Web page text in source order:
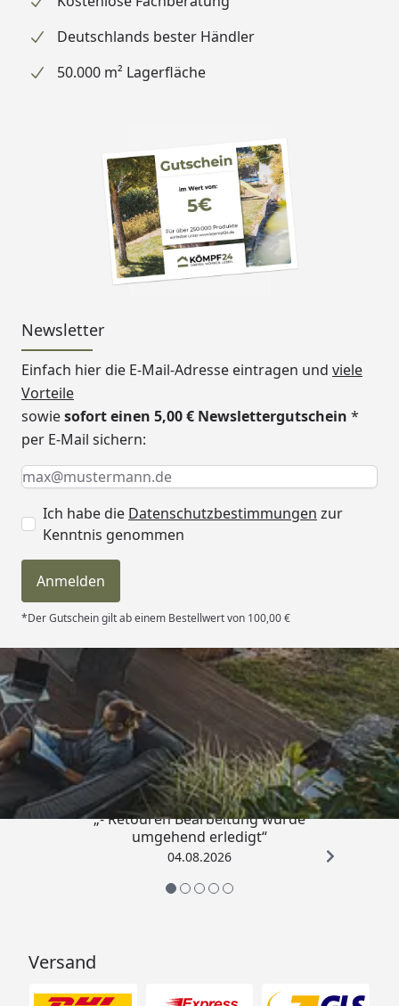
Deutschlands bester Händler
50.000 m² Lagerfläche
Newsletter
Einfach hier die E-Mail-Adresse eintragen und viele
Vorteile
sowiesofort einen 5,00 € Newslettergutschein *
per E-Mail sichern:
Keine Eingabe erforderlich
Eingabe erforderlich
E-Mail *
Ich habe die Datenschutzbestimmungen zur
Kenntnis genommen
Anmelden
*Der Gutschein gilt ab einem Bestellwert von 100,00 €
Trusted Shops
4,81/ 5
„- Retouren Bearbeitung wurde
umgehend erledigt“
04.08.2026
Versand